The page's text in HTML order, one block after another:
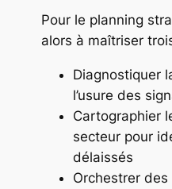
Pour le planning
alors à maîtriser
Diagnostiquer
l’usure des
Cartographier
secteur pour
délaissés
Orchestrer